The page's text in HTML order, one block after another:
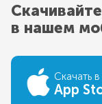
в нашем
Скачать в
App